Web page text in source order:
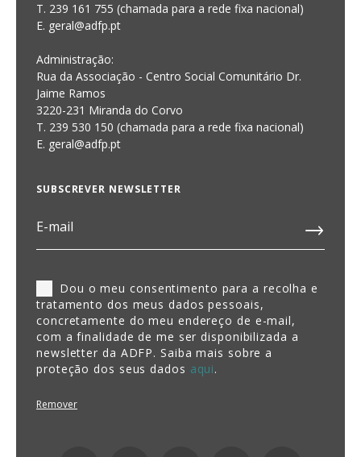
T. 239 161 755 (chamada para a rede fixa nacional)
E. geral@adfp.pt
Administração:
Rua da Associação - Centro Social Comunitário Dr.
Jaime Ramos
3220-231 Miranda do Corvo
T. 239 530 150 (chamada para a rede fixa nacional)
E. geral@adfp.pt
SUBSCREVER NEWSLETTER
Dou o meu consentimento para a recolha e
tratamento dos meus dados pessoais,
concretamente do meu endereço de e-mail,
com a finalidade de me ser disponibilizada a
newsletter da ADFP. Saiba mais sobre a
proteção dos seus dados aqui.
Remover